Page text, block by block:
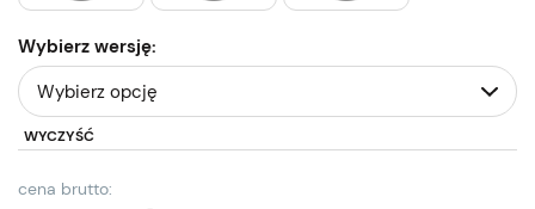
Wybierz wersję:
WYCZYŚĆ
cena brutto: